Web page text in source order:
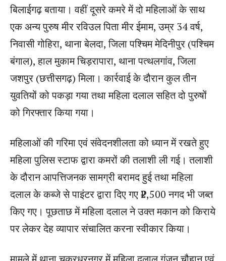
बिलाईगढ़ बताया। वहीं दूसरे कमरे में दो महिलाओं के साथ
एक अन्य पुरुष मीर रविउल पिता मीर ईमाम, उम्र 34 वर्ष,
निवासी गोहिरा, थाना बेलदा, जिला पश्चिम मेदिनीपुर (पश्चिम
बंगाल), हाल मुकाम चिड़रापारा, थाना पत्थलगांव, जिला
जशपुर (छत्तीसगढ़) मिला। कार्रवाई के दौरान कुल तीन
युवतियों को पकड़ा गया तथा महिला दलाल सहित दो पुरुषों
को गिरफ्तार किया गया।
महिलाओं की गरिमा एवं संवेदनशीलता को ध्यान में रखते हुए
महिला पुलिस स्टाफ द्वारा कमरों की तलाशी ली गई। तलाशी
के दौरान आपत्तिजनक सामग्री बरामद हुई तथा महिला
दलाल के कब्जे से पाइंटर द्वारा दिए गए ₹2,500 नगद भी जब्त
किए गए। पूछताछ में महिला दलाल ने उक्त मकान को किराये
पर लेकर देह व्यापार संचालित करना स्वीकार किया।